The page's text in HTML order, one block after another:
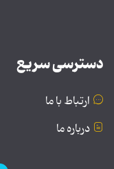
دسترسی سریع
ارتباط با ما
درباره ما